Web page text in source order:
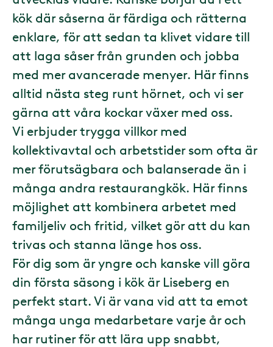
kök där såserna är färdiga och rätterna
enklare, för att sedan ta klivet vidare till
att laga såser från grunden och jobba
med mer avancerade menyer. Här finns
alltid nästa steg runt hörnet, och vi ser
gärna att våra kockar växer med oss.
Vi erbjuder trygga villkor med
kollektivavtal och arbetstider som ofta är
mer förutsägbara och balanserade än i
många andra restaurangkök. Här finns
möjlighet att kombinera arbetet med
familjeliv och fritid, vilket gör att du kan
trivas och stanna länge hos oss.
För dig som är yngre och kanske vill göra
din första säsong i kök är Liseberg en
perfekt start. Vi är vana vid att ta emot
många unga medarbetare varje år och
har rutiner för att lära upp snabbt,